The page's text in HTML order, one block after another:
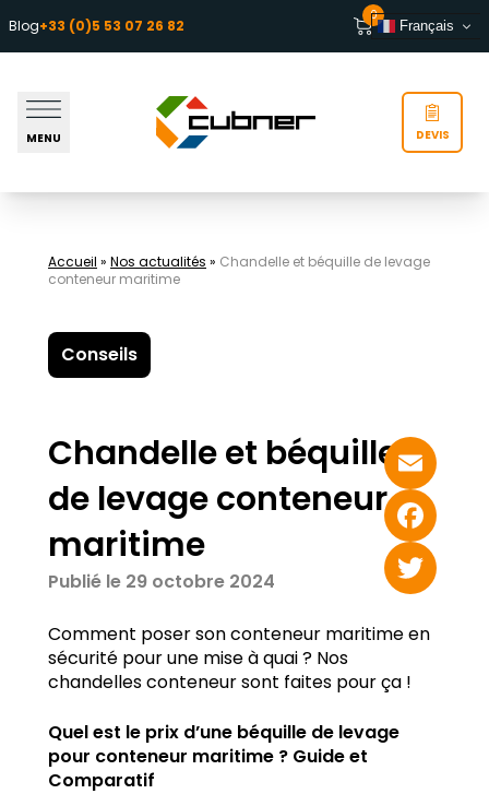
Aller au contenu
Blog+33 (0)5 53 07 26 82
0
Français
MENU DEVIS
Accueil » Nos actualités » Chandelle et béquille de levage
conteneur maritime
Email
Facebook
Conseils
Chandelle et béquille
de levage conteneur
maritime
Publié le 29 octobre 2024
Comment poser son conteneur maritime en
sécurité pour une mise à quai ? Nos
chandelles conteneur sont faites pour ça !
Quel est le prix d’une béquille de levage
pour conteneur maritime ? Guide et
Comparatif